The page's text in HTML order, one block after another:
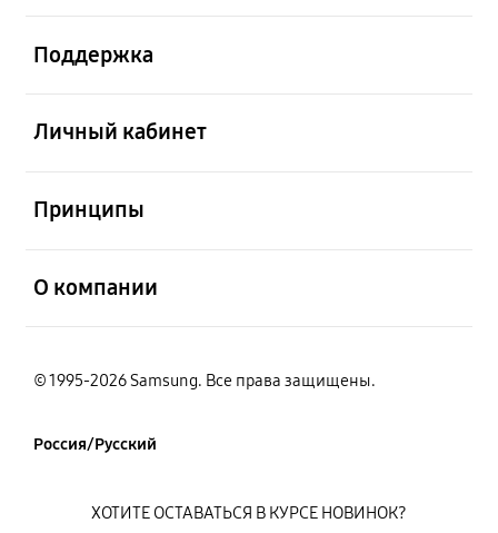
Поддержка
Личный кабинет
Принципы
О компании
© 1995-2026 Samsung. Все права защищены.
Россия/Русский
ХОТИТЕ ОСТАВАТЬСЯ В КУРСЕ НОВИНОК?